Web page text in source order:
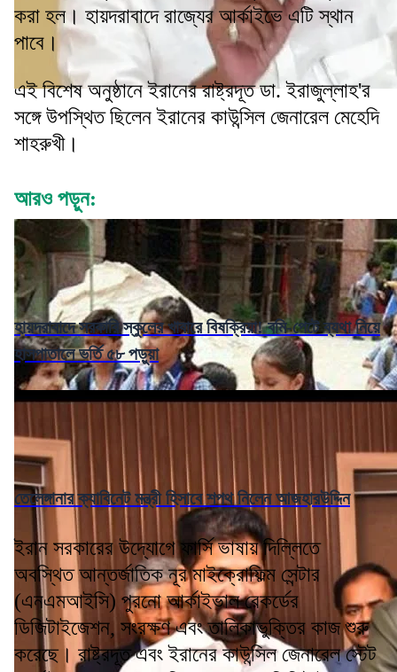
করা হল। হায়দরাবাদে রাজ্যের আর্কাইভে এটি স্থান
পাবে।
এই বিশেষ অনুষ্ঠানে ইরানের রাষ্ট্রদূত ডা. ইরাজুল্লাহ'র
সঙ্গে উপস্থিত ছিলেন ইরানের কাউন্সিল জেনারেল মেহেদি
শাহরুখী।
আরও পড়ুন:
হায়দরাবাদে সরকারি স্কুলের খাবারে বিষক্রিয়া! বমি-পেটে ব্যথা নিয়ে
হাসপাতালে ভর্তি ৫৮ পড়ুয়া
তেলেঙ্গানার ক্যাবিনেট মন্ত্রী হিসাবে শপথ নিলেন আজহারউদ্দিন
ইরান সরকারের উদ্যোগে ফার্সি ভাষায় দিল্লিতে
অবস্থিত আন্তর্জাতিক নূর মাইক্রোফিল্ম সেন্টার
(এনএমআইসি) পুরনো আর্কাইভাল রেকর্ডের
ডিজিটাইজেশন, সংরক্ষণ এবং তালিকাভুক্তির কাজ শুরু
করেছে। রাষ্ট্রদূত এবং ইরানের কাউন্সিল জেনারেল স্টেট